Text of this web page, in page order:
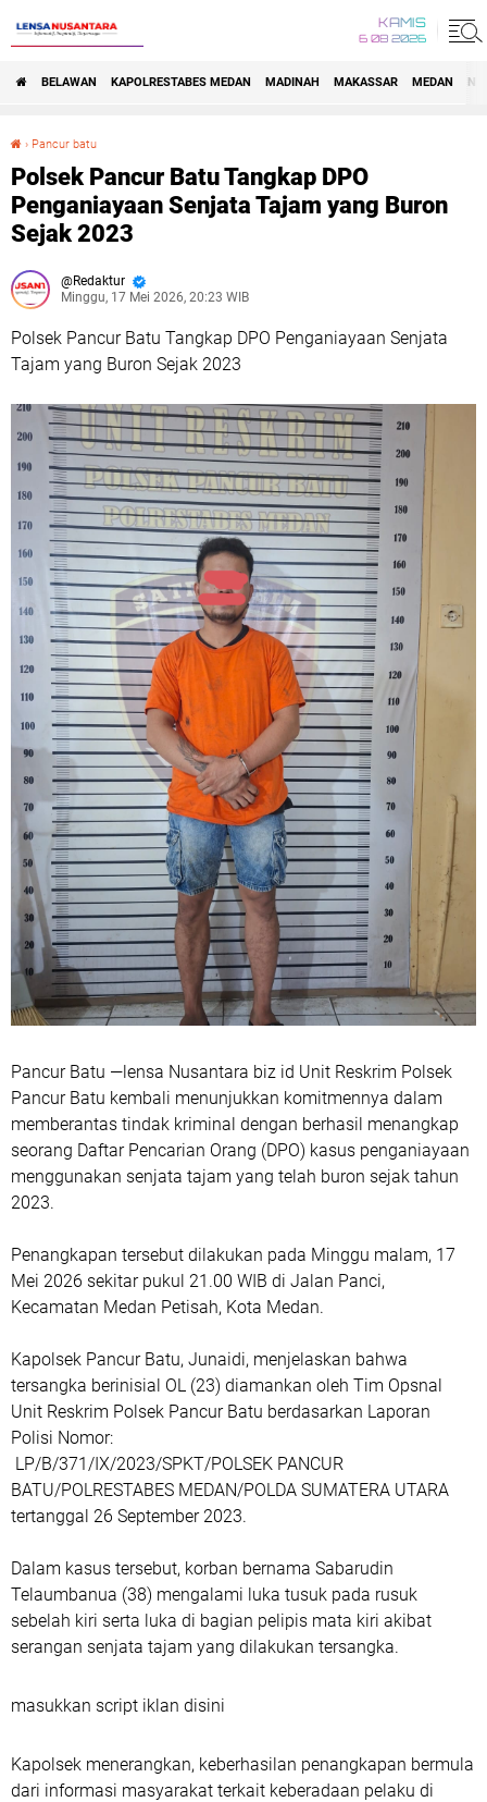
KAMIS
6 08 2026
BELAWAN KAPOLRESTABES MEDAN MADINAH MAKASSAR MEDAN
› Pancur batu
Polsek Pancur Batu Tangkap DPO
Penganiayaan Senjata Tajam yang Buron
Sejak 2023
Redaktur
Minggu, 17 Mei 2026, 20:23 WIB
Polsek Pancur Batu Tangkap DPO Penganiayaan Senjata
Tajam yang Buron Sejak 2023
Pancur Batu —lensa Nusantara biz id Unit Reskrim Polsek
Pancur Batu kembali menunjukkan komitmennya dalam
memberantas tindak kriminal dengan berhasil menangkap
seorang Daftar Pencarian Orang (DPO) kasus penganiayaan
menggunakan senjata tajam yang telah buron sejak tahun
2023.
Penangkapan tersebut dilakukan pada Minggu malam, 17
Mei 2026 sekitar pukul 21.00 WIB di Jalan Panci,
Kecamatan Medan Petisah, Kota Medan.
Kapolsek Pancur Batu, Junaidi, menjelaskan bahwa
tersangka berinisial OL (23) diamankan oleh Tim Opsnal
Unit Reskrim Polsek Pancur Batu berdasarkan Laporan
Polisi Nomor:
LP/B/371/IX/2023/SPKT/POLSEK PANCUR
BATU/POLRESTABES MEDAN/POLDA SUMATERA UTARA
tertanggal 26 September 2023.
Dalam kasus tersebut, korban bernama Sabarudin
Telaumbanua (38) mengalami luka tusuk pada rusuk
sebelah kiri serta luka di bagian pelipis mata kiri akibat
serangan senjata tajam yang dilakukan tersangka.
masukkan script iklan disini
Kapolsek menerangkan, keberhasilan penangkapan bermula
dari informasi masyarakat terkait keberadaan pelaku di